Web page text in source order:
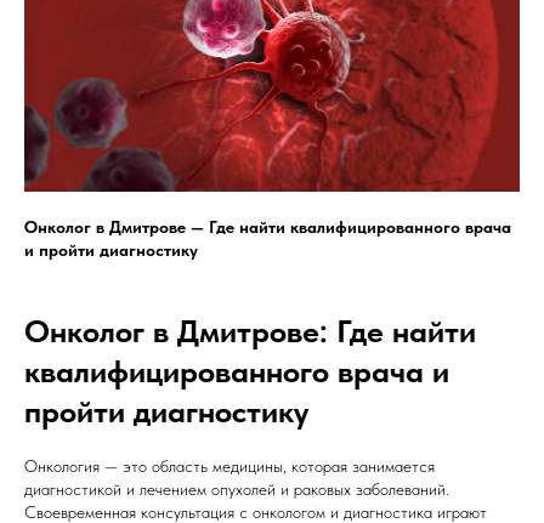
Онколог в Дмитрове — Где найти квалифицированного врача
и пройти диагностику
Онколог в Дмитрове: Где найти
квалифицированного врача и
пройти диагностику
Онкология — это область медицины, которая занимается
диагностикой и лечением опухолей и раковых заболеваний.
Своевременная консультация с онкологом и диагностика играют